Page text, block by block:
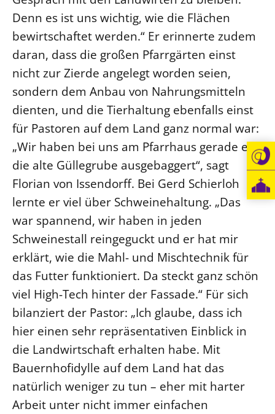
Denn es ist uns wichtig, wie die Flächen
bewirtschaftet werden.“ Er erinnerte zudem
daran, dass die großen Pfarrgärten einst
nicht zur Zierde angelegt worden seien,
sondern dem Anbau von Nahrungsmitteln
dienten, und die Tierhaltung ebenfalls einst
für Pastoren auf dem Land ganz normal war:
„Wir haben bei uns am Pfarrhaus gerade erst
die alte Güllegrube ausgebaggert“, sagt
Florian von Issendorff. Bei Gerd Schierloh
lernte er viel über Schweinehaltung. „Das
war spannend, wir haben in jeden
Schweinestall reingeguckt und er hat mir
erklärt, wie die Mahl- und Mischtechnik für
das Futter funktioniert. Da steckt ganz schön
viel High-Tech hinter der Fassade.“ Für sich
bilanziert der Pastor: „Ich glaube, dass ich
hier einen sehr repräsentativen Einblick in
die Landwirtschaft erhalten habe. Mit
Bauernhofidylle auf dem Land hat das
natürlich weniger zu tun – eher mit harter
Arbeit unter nicht immer einfachen